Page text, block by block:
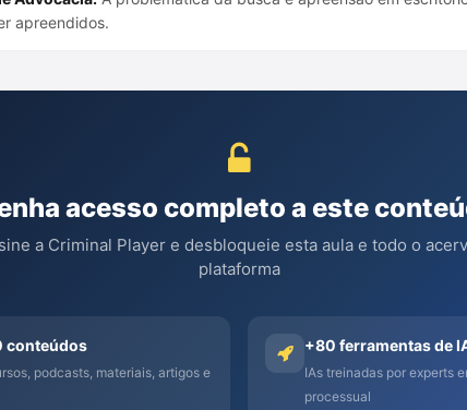
apreendidos.
acesso completo a este
a Criminal Player e desbloqueie esta aula e todo o
plataforma
conteúdos
podcasts, materiais, artigos e
+80 ferramentas de
IAs treinadas por experts
processual